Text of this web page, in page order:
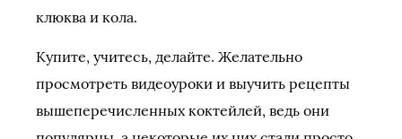
клюква и кола.
Купите, учитесь, делайте. Желательно
просмотреть видеоуроки и выучить рецепты
вышеперечисленных коктейлей, ведь они